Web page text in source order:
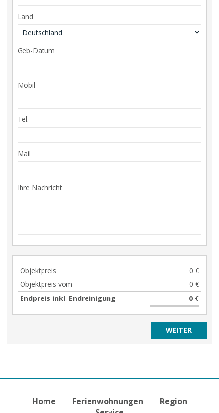
Land
Geb-Datum
Mobil
Tel.
Mail
Ihre Nachricht
Objektpreis
0 €
Objektpreis vom
0 €
Endpreis inkl. Endreinigung
0 €
Home Ferienwohnungen
Region